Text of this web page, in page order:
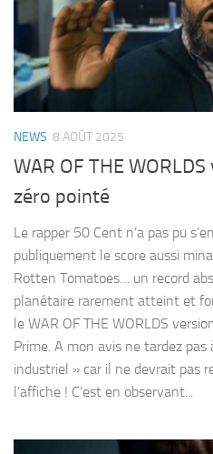
NEWS 8 AOÛT 2025
WAR OF THE
zéro pointé
Le rapper 50 Cent n’a pas pu
publiquement le score aussi
Rotten Tomatoes… un record
planétaire rarement atteint et
le WAR OF THE WORLDS
Prime. A mon avis ne tardez
industriel » car il ne devrait pas
l’affiche ! C’est en observant...